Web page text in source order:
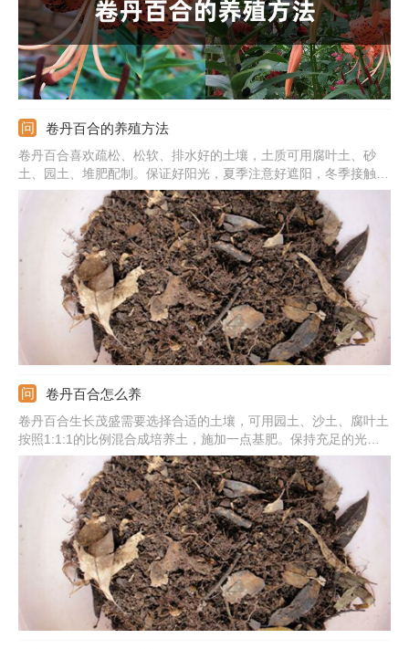
卷丹百合的养殖方法
卷丹百合喜欢疏松、松软、排水好的土壤，土质可用腐叶土、砂
土、园土、堆肥配制。保证好阳光，夏季注意好遮阳，冬季接触全
光照。生长期定期给水，对肥料要求不高，生长期隔10-15天施次
肥料。比较适宜的温度为16-24摄氏度，冬季保持在10摄氏度以
上。还需要注意好修剪的问题，花败去除残花。
卷丹百合怎么养
卷丹百合生长茂盛需要选择合适的土壤，可用园土、沙土、腐叶土
按照1:1:1的比例混合成培养土，施加一点基肥。保持充足的光，
这样利于后期的长势。在生长旺季和天气很干旱时，应该多施加一
些水分。生长最为适宜的该是16-24摄氏度，冬季需至少10摄氏